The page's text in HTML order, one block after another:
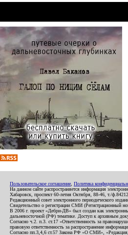
Пользовательское соглашение Политика
На данном сайте распространяется информация
Хабаровск, проспект 60-летия Октября, 88-46, т./
Редакционный совет электронного
Свидетельство о регистрации СМИ (Регистрационный
В 2006 г. проект «Дебри-ДВ» был создан как
дальневосточной (РФ) тематике. Доступ к архивным
Согласно ч.2. п.3. ст.17 «Ответственность за
правовую ответственность за распространение
Согласно пп.3,4,6 ст.57 Закона РФ «О СМИ», «Редакция,